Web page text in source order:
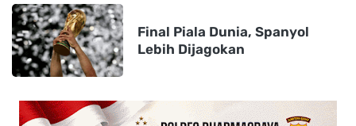
Final Piala Dunia, Spanyol
Lebih Dijagokan